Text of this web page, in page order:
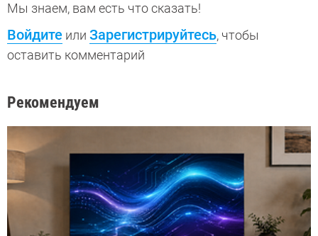
Мы знаем, вам есть что сказать!
Войдите или Зарегистрируйтесь, чтобы
оставить комментарий
Рекомендуем